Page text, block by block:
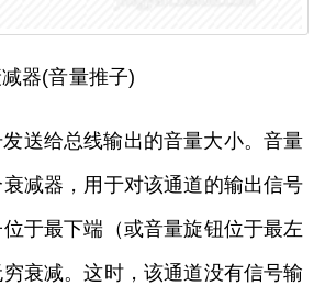
器(音量推子)
送给总线输出的音量大小。音量
减器，用于对该通道的输出信号
于最下端（或音量旋钮位于最左
衰减。这时，该通道没有信号输